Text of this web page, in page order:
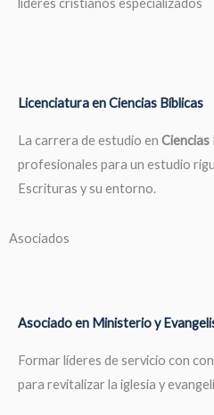
líderes cristianos especializados
Licenciatura en Ciencias Bíblicas
La carrera de estudio en Ciencias
profesionales para un estudio
Escrituras y su entorno.
Asociados
Asociado en Ministerio y
Formar líderes de servicio con
para revitalizar la iglesia y